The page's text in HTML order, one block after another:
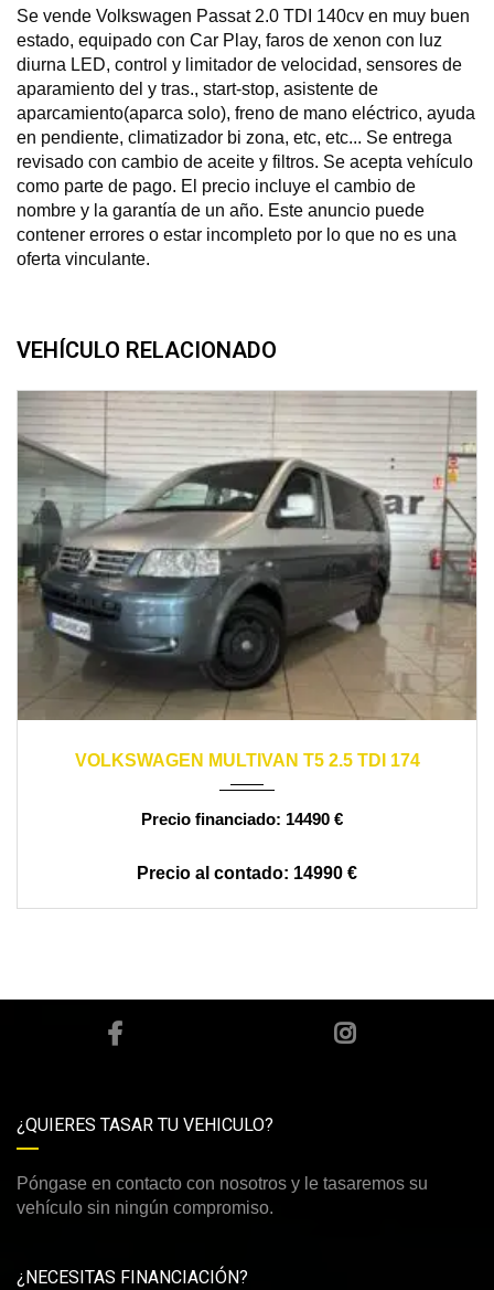
Se vende Volkswagen Passat 2.0 TDI 140cv en muy buen
estado, equipado con Car Play, faros de xenon con luz
diurna LED, control y limitador de velocidad, sensores de
aparamiento del y tras., start-stop, asistente de
aparcamiento(aparca solo), freno de mano eléctrico, ayuda
en pendiente, climatizador bi zona, etc, etc... Se entrega
revisado con cambio de aceite y filtros. Se acepta vehículo
como parte de pago. El precio incluye el cambio de
nombre y la garantía de un año. Este anuncio puede
contener errores o estar incompleto por lo que no es una
oferta vinculante.
VEHÍCULO RELACIONADO
VOLKSWAGEN MULTIVAN T5 2.5 TDI 174
14490 €
14990 €
¿QUIERES TASAR TU VEHICULO?
Póngase en contacto con nosotros y le tasaremos su
vehículo sin ningún compromiso.
¿NECESITAS FINANCIACIÓN?